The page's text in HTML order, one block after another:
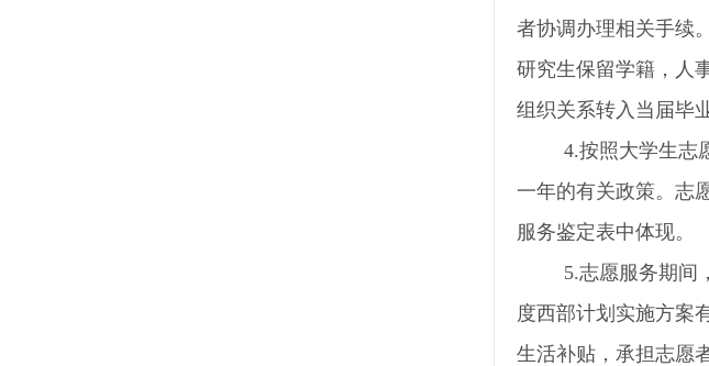
者协调办理相关手续
研究生保留学籍，人
组织关系转入当届毕
4.按照大学生志
一年的有关政策。志
服务鉴定表中体现。
5.志愿服务期间
度西部计划实施方案
生活补贴， 承担志愿